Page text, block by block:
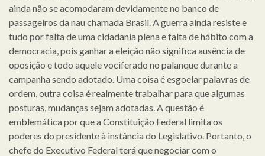
ainda não se acomodaram devidamente no banco de
passageiros da nau chamada Brasil. A guerra ainda resiste e
tudo por falta de uma cidadania plena e falta de hábito com a
democracia, pois ganhar a eleição não significa ausência de
oposição e todo aquele vociferado no palanque durante a
campanha sendo adotado. Uma coisa é esgoelar palavras de
ordem, outra coisa é realmente trabalhar para que algumas
posturas, mudanças sejam adotadas. A questão é
emblemática por que a Constituição Federal limita os
poderes do presidente à instância do Legislativo. Portanto, o
chefe do Executivo Federal terá que negociar com o